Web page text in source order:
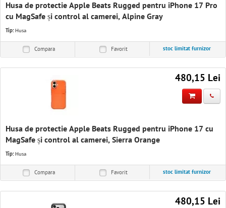
Husa de protectie Apple Beats Rugged pentru iPhone 17 Pro
cu MagSafe și control al camerei, Alpine Gray
Tip: Husa
Compara Favorit stoc limitat furnizor
480,15 Lei
Husa de protectie Apple Beats Rugged pentru iPhone 17 cu
MagSafe și control al camerei, Sierra Orange
Tip: Husa
Compara Favorit stoc limitat furnizor
480,15 Lei